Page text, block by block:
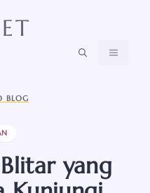
MENU
BLOG
yang